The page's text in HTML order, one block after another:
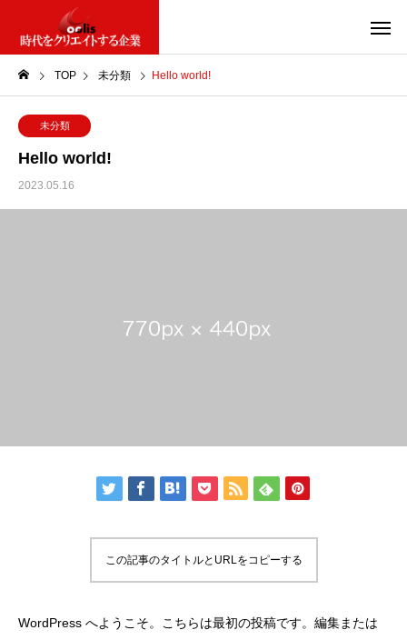
TOP 未分類 Hello world!
未分類
Hello world!
2023.05.16
この記事のタイトルとURLをコピーする
WordPress へようこそ。こちらは最初の投稿です。編集または